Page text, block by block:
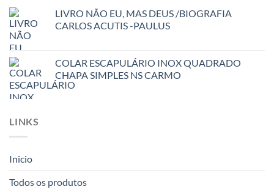
LIVRO NÃO EU, MAS DEUS /BIOGRAFIA
CARLOS ACUTIS -PAULUS
COLAR ESCAPULÁRIO INOX QUADRADO
CHAPA SIMPLES NS CARMO
LINKS
Inicio
Todos os produtos